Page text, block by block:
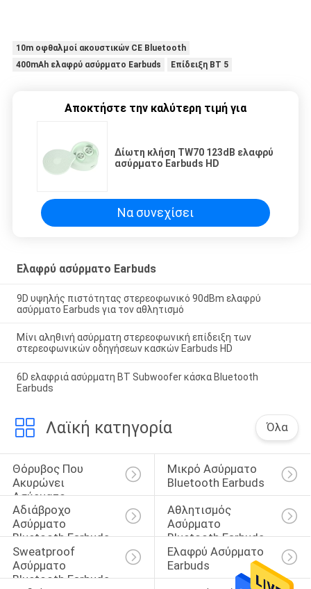
10m οφθαλμοί ακουστικών CE Bluetooth
400mAh ελαφρύ ασύρματο Earbuds
Επίδειξη BT 5
Αποκτήστε την καλύτερη τιμή για
Δίωτη κλήση TW70 123dB ελαφρύ
ασύρματο Earbuds HD
Να συνεχίσει
Ελαφρύ ασύρματο Earbuds
9D υψηλής πιστότητας στερεοφωνικό 90dBm ελαφρύ
ασύρματο Earbuds για τον αθλητισμό
Μίνι αληθινή ασύρματη στερεοφωνική επίδειξη των
στερεοφωνικών οδηγήσεων κασκών Earbuds HD
6D ελαφριά ασύρματη BT Subwoofer κάσκα Bluetooth
Earbuds
Λαϊκή κατηγορία Όλα
Θόρυβος Που
Ακυρώνει
Ασύρματο
Bluetooth Earbuds
Μικρό Ασύρματο
Bluetooth Earbuds
Αδιάβροχο
Ασύρματο
Bluetooth Earbuds
Αθλητισμός
Ασύρματο
Bluetooth Earbuds
Sweatproof
Ασύρματο
Bluetooth Earbuds
Ελαφρύ Ασύρματο
Earbuds